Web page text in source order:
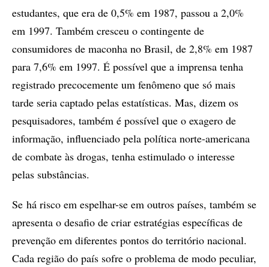
estudantes, que era de 0,5% em 1987, passou a 2,0%
em 1997. Também cresceu o contingente de
consumidores de maconha no Brasil, de 2,8% em 1987
para 7,6% em 1997. É possível que a imprensa tenha
registrado precocemente um fenômeno que só mais
tarde seria captado pelas estatísticas. Mas, dizem os
pesquisadores, também é possível que o exagero de
informação, influenciado pela política norte-americana
de combate às drogas, tenha estimulado o interesse
pelas substâncias.
Se há risco em espelhar-se em outros países, também se
apresenta o desafio de criar estratégias específicas de
prevenção em diferentes pontos do território nacional.
Cada região do país sofre o problema de modo peculiar,